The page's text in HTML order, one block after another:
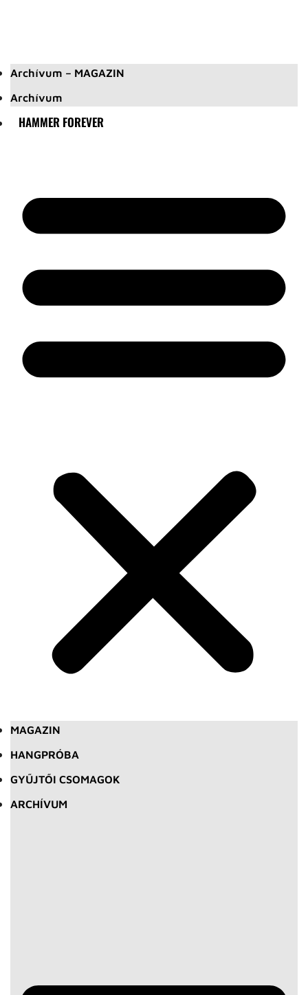
Archívum – MAGAZIN
Archívum
HAMMER FOREVER
MAGAZIN
HANGPRÓBA
GYŰJTŐI CSOMAGOK
ARCHÍVUM